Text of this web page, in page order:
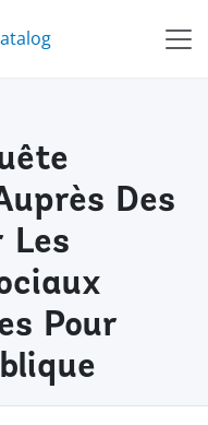
Des
Les
Pour